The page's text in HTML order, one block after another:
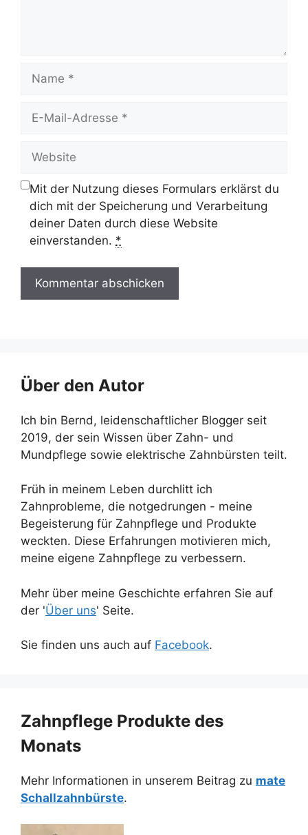
Name
Website
Mit der Nutzung dieses Formulars erklärst du
dich mit der Speicherung und Verarbeitung
deiner Daten durch diese Website
einverstanden. *
Über den Autor
Ich bin Bernd, leidenschaftlicher Blogger seit
2019, der sein Wissen über Zahn- und
Mundpflege sowie elektrische Zahnbürsten teilt.
Früh in meinem Leben durchlitt ich
Zahnprobleme, die notgedrungen - meine
Begeisterung für Zahnpflege und Produkte
weckten. Diese Erfahrungen motivieren mich,
meine eigene Zahnpflege zu verbessern.
Mehr über meine Geschichte erfahren Sie auf
der 'Über uns' Seite.
Sie finden uns auch auf Facebook.
Zahnpflege Produkte des
Monats
Mehr Informationen in unserem Beitrag zu mate
Schallzahnbürste.